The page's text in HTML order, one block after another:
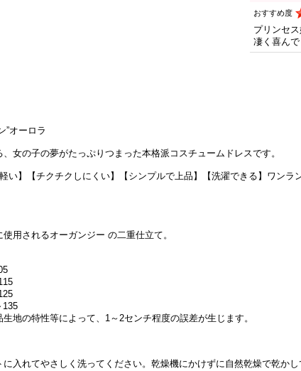
おすすめ度
プリンセ
凄く喜ん
”オーロラ
女の子の夢がたっぷりつまった本格派コスチュームドレスです。
い】【チクチクしにくい】【シンプルで上品】【洗濯できる】ワンラ
用されるオーガンジー の二重仕立て。
135
の特性等によって、1～2センチ程度の誤差が生じます。
入れてやさしく洗ってください。乾燥機にかけずに自然乾燥で乾か